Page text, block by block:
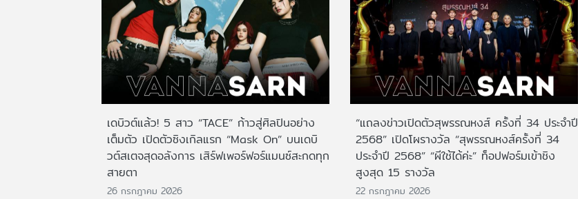
เดบิวต์แล้ว! 5 สาว “TACE” ก้าวสู่ศิลปินอย่าง
เต็มตัว เปิดตัวซิงเกิลแรก “Mask On” บนเดบิ
วต์สเตจสุดอลังการ เสิร์ฟเพอร์ฟอร์แมนซ์สะกดทุก
สายตา
26 กรกฎาคม 2026
“แถลงข่าวเปิดตัวสุพรรณหงส์ ครั้งที่ 34 ประจำปี
2568” เปิดโผรางวัล “สุพรรณหงส์ครั้งที่ 34
ประจำปี 2568” “ผีใช้ได้ค่ะ” ท็อปฟอร์มเข้าชิง
สูงสุด 15 รางวัล
22 กรกฎาคม 2026